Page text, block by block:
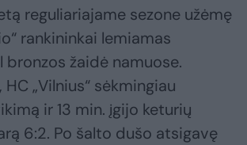
reguliariajame sezone užėmę
rankininkai lemiamas
bronzos žaidė namuose.
„Vilnius“ sėkmingiau
ir 13 min. įgijo keturių
6:2. Po šalto dušo atsigavę